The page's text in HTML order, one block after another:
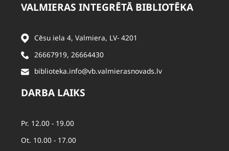
VALMIERAS INTEGRĒTĀ BIBLIOTĒKA
Cēsu iela 4, Valmiera, LV- 4201
26667919, 26664430
biblioteka.info@vb.valmierasnovads.lv
DARBA LAIKS
Pr. 12.00 - 19.00
Ot. 10.00 - 17.00